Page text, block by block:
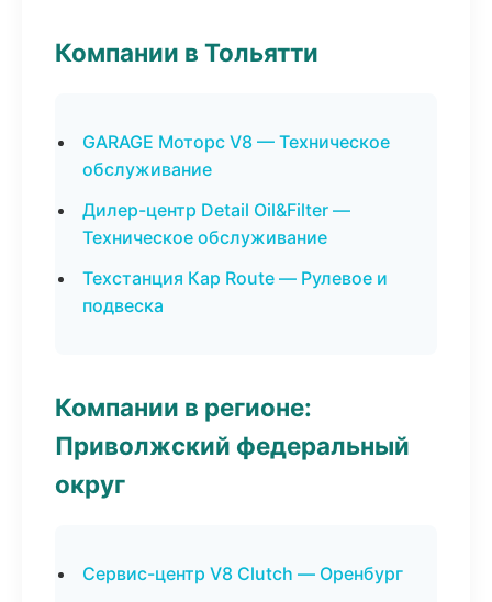
Компании в Тольятти
GARAGE Моторс V8 — Техническое
обслуживание
Дилер-центр Detail Oil&Filter —
Техническое обслуживание
Техстанция Кар Route — Рулевое и
подвеска
Компании в регионе:
Приволжский федеральный
округ
Сервис-центр V8 Clutch — Оренбург